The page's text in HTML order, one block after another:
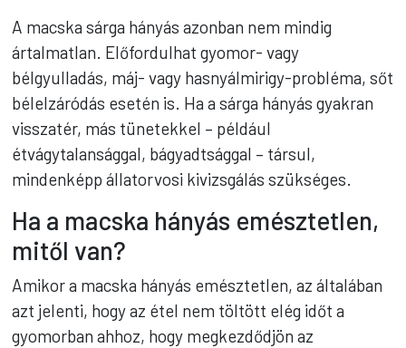
A macska sárga hányás azonban nem mindig
ártalmatlan. Előfordulhat gyomor- vagy
bélgyulladás, máj- vagy hasnyálmirigy-probléma, sőt
bélelzáródás esetén is. Ha a sárga hányás gyakran
visszatér, más tünetekkel – például
étvágytalansággal, bágyadtsággal – társul,
mindenképp állatorvosi kivizsgálás szükséges.
Ha a macska hányás emésztetlen,
mitől van?
Amikor a macska hányás emésztetlen, az általában
azt jelenti, hogy az étel nem töltött elég időt a
gyomorban ahhoz, hogy megkezdődjön az